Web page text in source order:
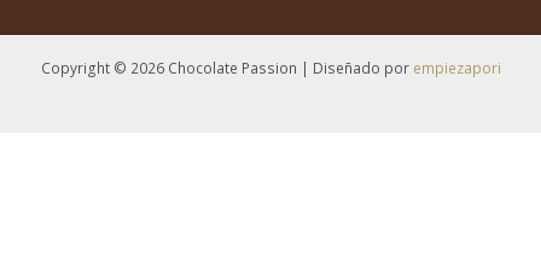
Copyright © 2026 Chocolate Passion | Diseñado por empiezapori